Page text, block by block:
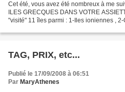
Cet été, vous avez été nombreux à me
ILES GRECQUES DANS VOTRE
"visité" 11 îles parmi : 1-Iles ioniennes ,
TAG, PRIX, etc...
Publié le 17/09/2008 à 06:51
Par MaryAthenes